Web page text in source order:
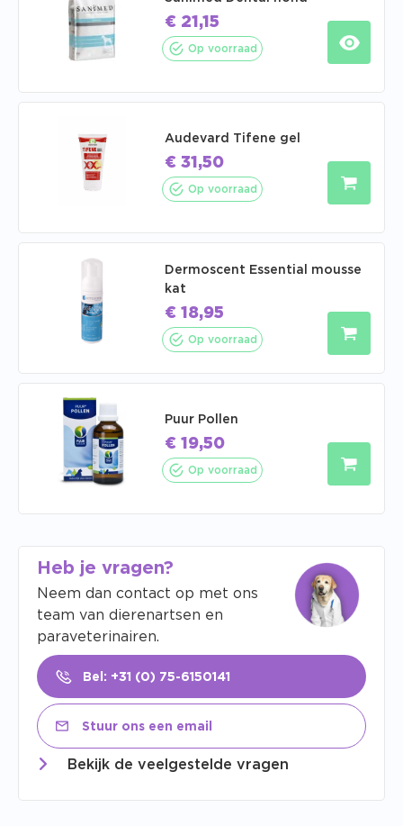
€ 21,15
Op voorraad
Audevard Tifene gel
€ 31,50
Op voorraad
Dermoscent Essential mousse
kat
€ 18,95
Op voorraad
Puur Pollen
€ 19,50
Op voorraad
Heb je vragen?
Neem dan contact op met ons
team van dierenartsen en
paraveterinairen.
Bel: +31 (0) 75-6150141
Stuur ons een email
Bekijk de veelgestelde vragen